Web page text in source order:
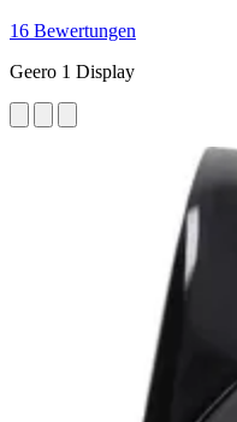
16 Bewertungen
Geero 1 Display